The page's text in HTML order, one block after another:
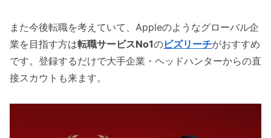
また今後転職を考えていて、Appleのようなグローバル企
業を目指す方は転職サービスNo1のビズリーチがおすすめ
です。登録するだけで大手企業・ヘッドハンターからの直
接スカウトも来ます。